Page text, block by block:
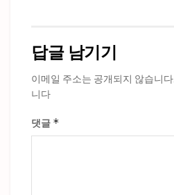
답글 남기기
이메일 주소는 공개되지 않습니다.
니다
댓글 *